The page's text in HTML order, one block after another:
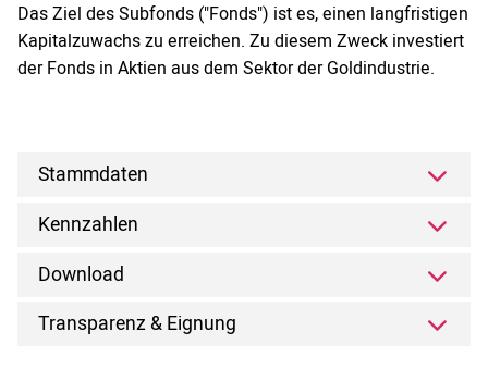
Das Ziel des Subfonds ("Fonds") ist es, einen langfristigen
Kapitalzuwachs zu erreichen. Zu diesem Zweck investiert
der Fonds in Aktien aus dem Sektor der Goldindustrie.
Stammdaten
Kennzahlen
Download
Transparenz & Eignung